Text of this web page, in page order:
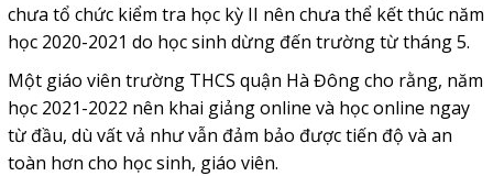
chưa tổ chức kiểm tra học kỳ II nên chưa thể kết thúc năm
học 2020-2021 do học sinh dừng đến trường từ tháng 5.
Một giáo viên trường THCS quận Hà Đông cho rằng, năm
học 2021-2022 nên khai giảng online và học online ngay
từ đầu, dù vất vả như vẫn đảm bảo được tiến độ và an
toàn hơn cho học sinh, giáo viên.